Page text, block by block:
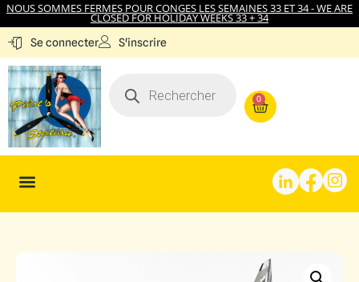
NOUS SOMMES FERMES POUR CONGES LES SEMAINES 33 ET 34 - WE ARE
CLOSED FOR HOLIDAY WEEKS 33 + 34
Se connecter S'inscrire
0